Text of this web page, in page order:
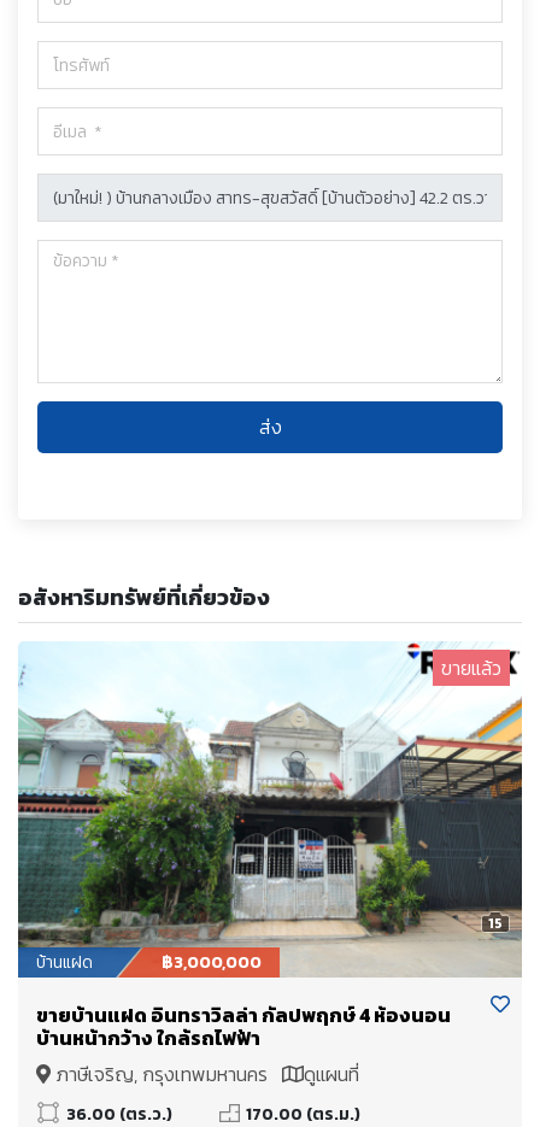
ส่ง
อสังหาริมทรัพย์ที่เกี่ยวข้อง
15
ขายแล้ว
บ้านแฝด ฿3,000,000
ขายบ้านแฝด อินทราวิลล่า กัลปพฤกษ์ 4 ห้องนอน
บ้านหน้ากว้าง ใกล้รถไฟฟ้า
ภาษีเจริญ, กรุงเทพมหานคร
ดูแผนที่
36.00 (ตร.ว.)
170.00 (ตร.ม.)